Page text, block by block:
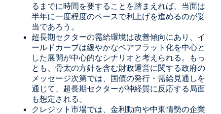
るまでに時間を要することを踏まえれば、当面は
半年に一度程度のペースで利上げを進めるのが妥
当であろう。
超長期セクターの需給環境は改善傾向にあり、イ
ールドカーブは緩やかなベアフラット化を中心と
した展開が中心的なシナリオと考えられる。もっ
とも、骨太の方針を含む財政運営に関する政府の
メッセージ次第では、国債の発行・需給見通しを
通じて、超長期セクターが神経質に反応する局面
も想定される。
クレジット市場では、金利動向や中東情勢の企業